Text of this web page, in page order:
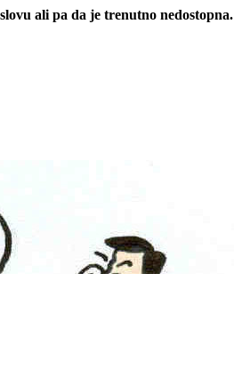
ali pa da je trenutno nedostopna.